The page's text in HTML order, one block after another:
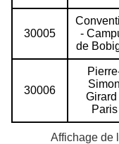
30005
-
de
30006
Simon
Girard
Paris
Affichage de